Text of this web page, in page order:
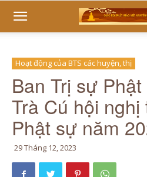
Hoạt động của BTS các huyện, thị
Ban Trị sự
Trà Cú hội nghị
Phật sự năm
29 Tháng 12, 2023